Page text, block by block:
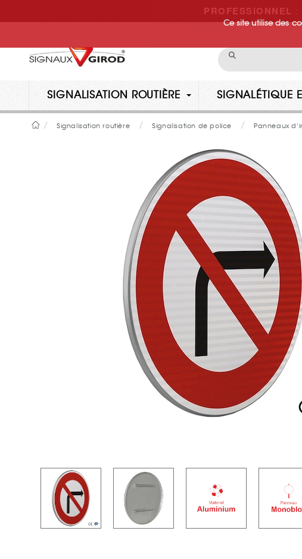
Ce site utilise des
PROFESSIONNEL :
SIGNALISATION ROUTIÈRE SIGNALÉTIQUE
Signalisation routière Signalisation de police Panneaux